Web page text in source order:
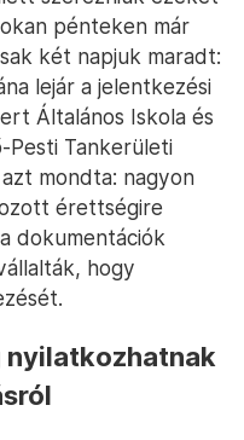
pénteken már
két napjuk maradt:
lejár a jelentkezési
Általános Iskola és
Pesti Tankerületi
mondta: nagyon
érettségire
dokumentációk
hogy
nyilatkozhatnak